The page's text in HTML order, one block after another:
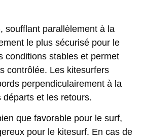
soufflant parallèlement à la
le plus sécurisé pour le
conditions stables et permet
contrôlée. Les kitesurfers
perpendiculairement à la
départs et les retours.
que favorable pour le surf,
pour le kitesurf. En cas de